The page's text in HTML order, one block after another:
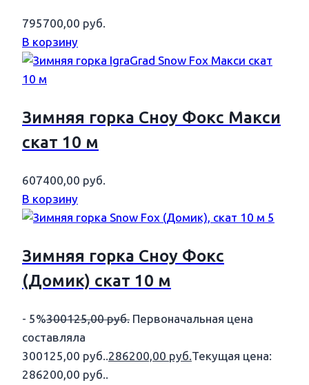
795700,00 руб.
В корзину
Зимняя горка Сноу Фокс Макси
скат 10 м
607400,00 руб.
В корзину
Зимняя горка Сноу Фокс
(Домик) скат 10 м
- 5%300125,00руб. Первоначальная цена
составляла
300125,00 руб..286200,00 руб.Текущая цена:
286200,00 руб..